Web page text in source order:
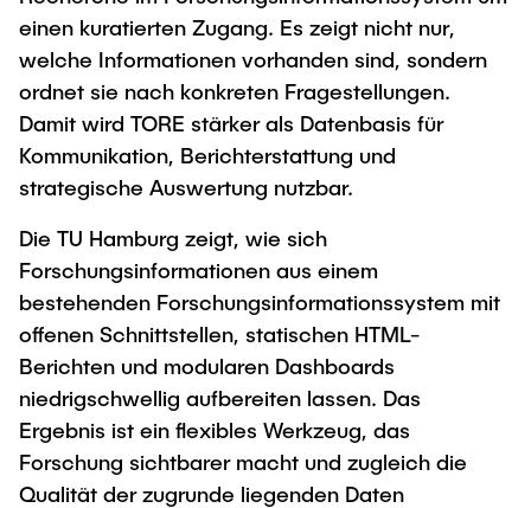
einen kuratierten Zugang. Es zeigt nicht nur,
welche Informationen vorhanden sind, sondern
ordnet sie nach konkreten Fragestellungen.
Damit wird TORE stärker als Datenbasis für
Kommunikation, Berichterstattung und
strategische Auswertung nutzbar.
Die TU Hamburg zeigt, wie sich
Forschungsinformationen aus einem
bestehenden Forschungsinformationssystem mit
offenen Schnittstellen, statischen HTML-
Berichten und modularen Dashboards
niedrigschwellig aufbereiten lassen. Das
Ergebnis ist ein flexibles Werkzeug, das
Forschung sichtbarer macht und zugleich die
Qualität der zugrunde liegenden Daten